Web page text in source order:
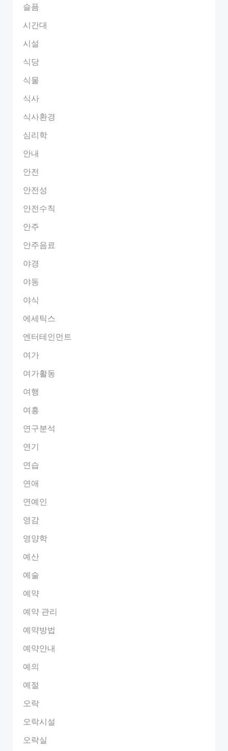
슬픔
시간대
시설
식당
식물
식사
식사환경
심리학
안내
안전
안전성
안전수칙
안주
안주음료
야경
야동
야식
에세틱스
엔터테인먼트
여가
여가활동
여행
여흥
연구분석
연기
연습
연애
연예인
영감
영양학
예산
예술
예약
예약 관리
예약방법
예약안내
예의
예절
오락
오락시설
오락실